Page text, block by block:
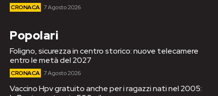
CRONACA 7 Agosto 2026
Popolari
Foligno, sicurezza in centro storico: nuove telecamere
entro le metà del 2027
CRONACA 7 Agosto 2026
Vaccino Hpv gratuito anche per i ragazzi nati nel 2005: